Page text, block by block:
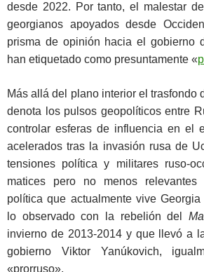
desde 2022. Por tanto, el malestar
georgianos apoyados desde
prisma de opinión hacia el gobierno
han etiquetado como presuntamente «
Más allá del plano interior el trasfondo
denota los pulsos geopolíticos entre
controlar esferas de influencia en el
acelerados tras la invasión rusa de
tensiones política y militares ruso-
matices pero no menos
política que actualmente vive
lo observado con la rebelión del
invierno de 2013-2014 y que llevó a
gobierno Viktor Yanúkovich,
«prorruso».